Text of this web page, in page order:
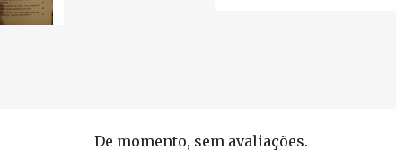
De momento, sem avaliações.